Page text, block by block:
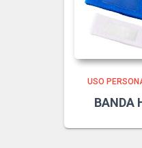
USO
BANDA